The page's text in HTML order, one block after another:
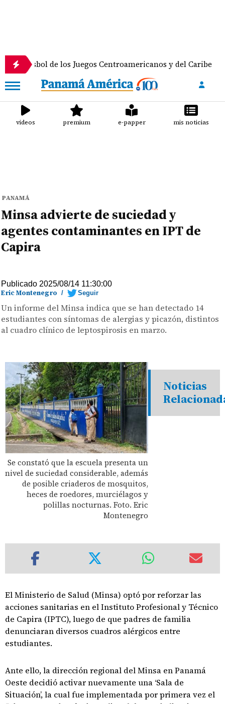
los Juegos Centroamericanos y del Caribe
videos premium e-papper mis noticias
PANAMÁ
Minsa advierte de suciedad y
agentes contaminantes en IPT de
Capira
Publicado 2025/08/14 11:30:00
Eric Montenegro / Seguir
Un informe del Minsa indica que se han detectado 14
estudiantes con síntomas de alergias y picazón, distintos
al cuadro clínico de leptospirosis en marzo.
Se constató que la escuela presenta un
nivel de suciedad considerable, además
de posible criaderos de mosquitos,
heces de roedores, murciélagos y
polillas nocturnas. Foto. Eric
Montenegro
Noticias
El Ministerio de Salud (Minsa) optó por reforzar las
acciones sanitarias en el Instituto Profesional y Técnico
de Capira (IPTC), luego de que padres de familia
denunciaran diversos cuadros alérgicos entre
estudiantes.
Ante ello, la dirección regional del Minsa en Panamá
Oeste decidió activar nuevamente una ‘Sala de
Situación’, la cual fue implementada por primera vez el